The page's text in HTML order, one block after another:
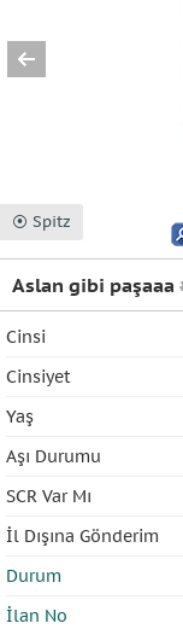
⦿ Spitz
Aslan gibi paşaaa
Cinsi
Cinsiyet
Yaş
Aşı Durumu
SCR Var Mı
İl Dışına Gönderim
Durum
İlan No